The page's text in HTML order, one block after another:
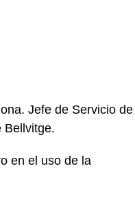
Jefe de Servicio de
Bellvitge.
en el uso de la